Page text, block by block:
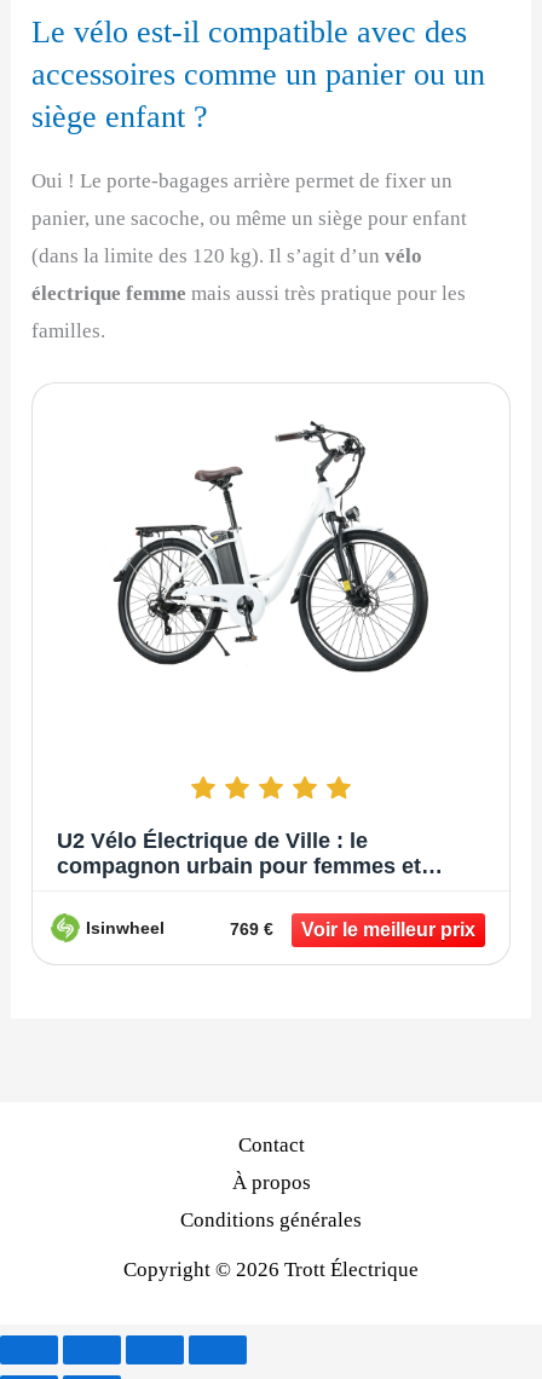
Le vélo est-il compatible avec des
accessoires comme un panier ou un
siège enfant ?
Oui ! Le porte-bagages arrière permet de fixer un
panier, une sacoche, ou même un siège pour enfant
(dans la limite des 120 kg). Il s’agit d’unvélo
électrique femme mais aussi très pratique pour les
familles.
U2 Vélo Électrique de Ville : le
compagnon urbain pour femmes et
Isinwheel 769 €
Contact
À propos
Conditions générales
Copyright © 2026 Trott Électrique